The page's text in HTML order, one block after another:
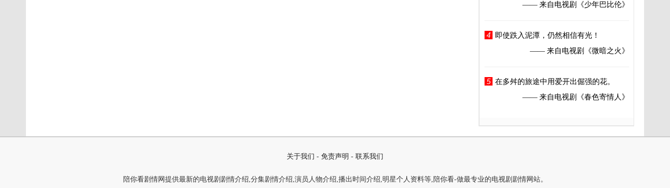
—— 来自电视剧
《少年巴比伦》
4
即使跌入泥潭，仍然相信有光！
—— 来自电视剧
《微暗之火》
5 在多舛的旅途中用爱开出倔强的花。
—— 来自电视剧
《春色寄情人》
关于我们 - 免责声明 - 联系我们
陪你看剧情网提供最新的电视剧剧情介绍,分集剧情介绍,演员人物介绍,播出时间介绍,明星个人资料等,陪你看-做最专业的电视剧剧情网站。